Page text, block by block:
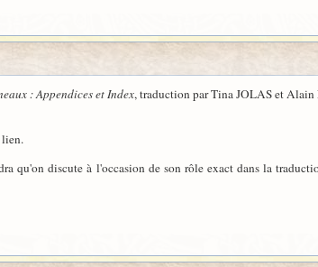
: Appendices et Index, traduction par Tina JOLAS et
lien.
qu'on discute à l'occasion de son rôle exact dans la